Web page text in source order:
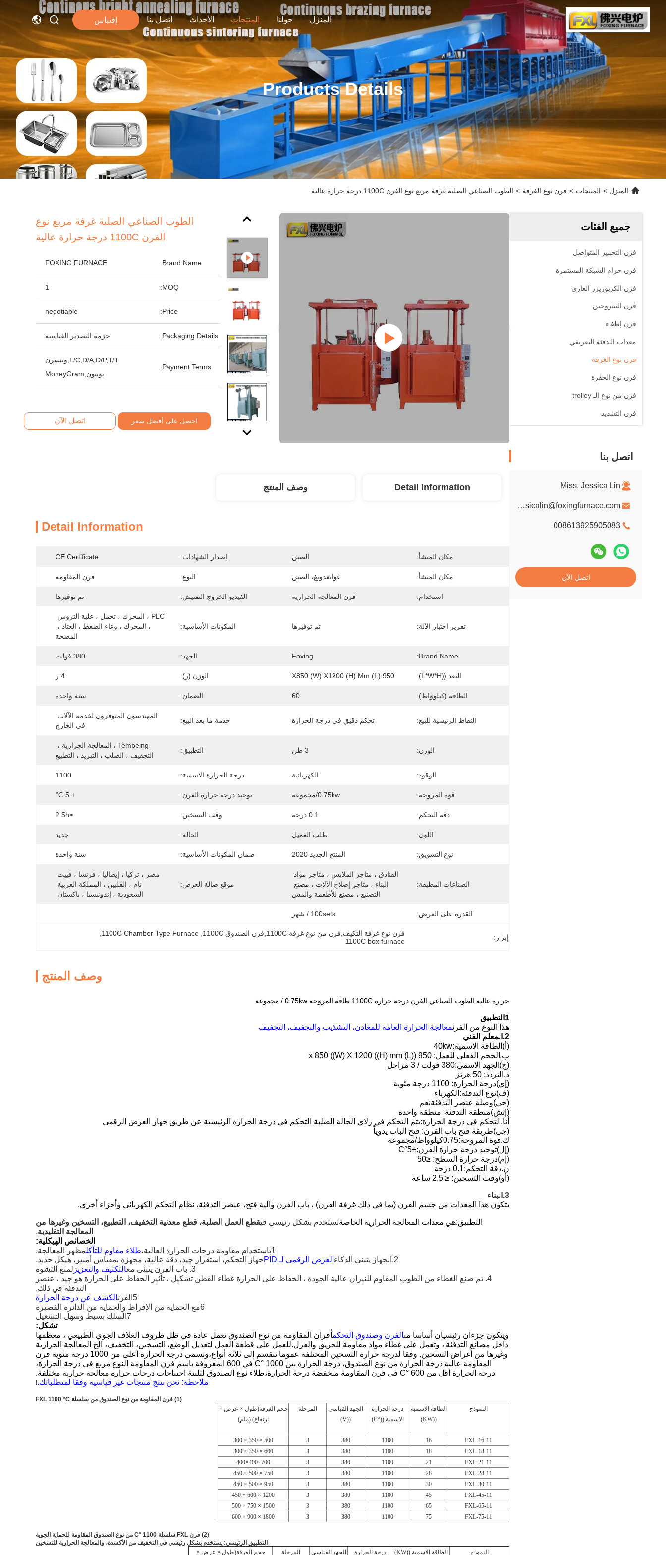
المنزل حولنا المنتجات الأحداث اتصل بنا إقتباس
Products Details
المنزل > المنتجات > فرن نوع الغرفة > الطوب الصناعي الصلبة غرفة مربع نوع الفرن 1100C درجة حرارة عالية
جميع الفئات
فرن التخمير المتواصل
فرن حزام الشبكة المستمرة
فرن الكربوريزر الغازي
فرن النيتروجين
فرن إطفاء
معدات التدفئة التعريفي
فرن نوع الغرفة
فرن نوع الحفرة
فرن من نوع الـ trolley
فرن التشديد
اتصل بنا
Miss. Jessica Lin
jessicalin@foxingfurnace.com
008613925905083
اتصل الآن
الطوب الصناعي الصلبة غرفة مربع نوع
الفرن 1100C درجة حرارة عالية
Brand Name:
FOXING FURNACE
MOQ:
1
Price:
negotiable
Packaging Details: حزمة التصدير القياسية
Payment Terms:
L/C,D/A,D/P,T/T,ويسترن
يونيون,MoneyGram
احصل على أفضل سعر اتصل الآن
Detail Information وصف المنتج
Detail Information
مكان المنشأ: الصين إصدار الشهادات: CE Certificate
مكان المنشأ: غوانغدونغ، الصين النوع: فرن المقاومة
استخدام: فرن المعالجة الحرارية الفيديو الخروج التفتيش: تم توفيرها
تقرير اختبار الآلة: تم توفيرها المكونات الأساسية:
المضخة
Brand Name:
Foxing الجهد: 380 فولت
البعد ((L*W*H): 950 (L) X850 (W) X1200 (h) Mm الوزن (ر): 4 ر
الطاقة (كيلوواط): 60 الضمان: سنة واحدة
النقاط الرئيسية للبيع: تحكم دقيق في درجة الحرارة خدمة ما بعد البيع:
في الخارج
الوزن: 3 طن التطبيق:
التجفيف ، الصلب ، التبريد ، التطبيع
الوقود: الكهربائية درجة الحرارة الاسمية: 1100
قوة المروحة: 0.75kw/مجموعة توحيد درجة حرارة الفرن: ± 5 ℃
دقة التحكم: 0.1 درجة وقت التسخين: ≤2.5h
اللون: طلب العميل الحالة: جديد
نوع التسويق: المنتج الجديد 2020 ضمان المكونات الأساسية: سنة واحدة
الصناعات المطبقة:
التصنيع ، مصنع للأطعمة والمش
موقع صالة العرض:
السعودية ، إندونيسيا ، باكستان
القدرة على العرض: 100sets / شهر
إبراز: فرن نوع غرفة التكيف,فرن من نوع غرفة 1100C,فرن الصندوق 1100C ,
1100C Chamber Type Furnace
1100C box furnace
وصف المنتج
حرارة عالية الطوب الصناعي الفرن درجة حرارة 1100C طاقة المروحة 0.75kw / مجموعة
1التطبيق
هذا النوع من الفرنمعالجة الحرارة العامة للمعادن، التشذيب والتجفيف، التجفيف
2. المعلم الفني
(أ) الطاقة الاسمية:40kw
ب. الحجم الفعلي للعمل: 950 ((L) x 850 ((W) X 1200 ((H) mm
(ج) الجهد الاسمي:380 فولت / 3 مراحل
د. التردد: 50 هرتز
(إي)درجة الحرارة: 1100 درجة مئوية
(ف)نوع التدفئة: الكهرباء
(جي)وصلة عنصر التدفئةنعم
(إتش)منطقة التدفئة: منطقة واحدة
أنا. التحكم في درجة الحرارة:يتم التحكم في رلاي الحالة الصلبة التحكم في درجة الحرارة الرئيسية عن طريق جهاز العرض الرقمي
(جي)طريقة فتح باب الفرن: فتح الباب يدوياً
ك.قوة المروحة:0.75كيلوواط/مجموعة
(إل)توحيد درجة حرارة الفرن:±5°C
(إم)درجة حرارة السطح: ≤50
ن.دقة التحكم:0.1 درجة
(أو)وقت التسخين: ≤ 2.5 ساعة
3. البناء
يتكون هذا المعدات من جسم الفرن (بما في ذلك غرفة الفرن) ، باب الفرن وآلية فتح، عنصر التدفئة، نظام التحكم الكهربائي وأجزاء أخرى.
التطبيق:هي معدات المعالجة الحرارية الخاصةتستخدم بشكل رئيسي فيقطع العمل الصلبة، قطع معدنية التخفيف، التطبيع، التسخين وغيرها من
المعالجة التقليدية.
الخصائص الهيكلية:
1باستخدام مقاومة درجات الحرارة العالية،
طلاء مقاوم للتآكلمظهر المعالجة.
2.الجهاز يتبنى الذكاء
العرض الرقمي لـ PID
جهاز التحكم، استقرار جيد، دقة عالية، مجهزة بمقياس أمبير، هيكل جديد.
3. باب الفرن يتبنى مع
التكثيف والتعزيز لمنع التشوه
4. تم صنع الغطاء من الطوب المقاوم للنيران عالية الجودة ، الحفاظ على الحرارة غطاء القطن تشكيل ، تأثير الحفاظ على الحرارة هو جيد ، عنصر
التدفئة في ذلك.
5الفرن
الكشف عن درجة الحرارة
6مع الحماية من الإفراط والحماية من الدائرة القصيرة
7السلك بسيط وسهل التشغيل
تشكل:
ويتكون جزءان رئيسيان أساسا منالفرن وصندوق التحكمأفران المقاومة من نوع الصندوق تعمل عادة في ظل ظروف الغلاف الجوي الطبيعي ، معظمها
داخل مصانع التدفئة ، وتعمل على غطاء مواد مقاومة للحريق والعزل.للعمل على قطعة العمل لتعديل الوضع، التسخين، التخفيف، الخ المعالجة الحرارية
وغيرها من أغراض التسخين. وفقا لدرجة حرارة التسخين المختلفة عموما تنقسم إلى ثلاثة أنواع،وتسمى درجة الحرارة أعلى من 1000 درجة مئوية فرن
المقاومة عالية درجة الحرارة من نوع الصندوق، درجة الحرارة بين 1000 °C في 600 المعروفة باسم فرن المقاومة النوع مربع في درجة الحرارة،
درجة الحرارة أقل من 600 °C في فرن المقاومة منخفضة درجة الحرارة،طلاء نوع الصندوق لتلبية احتياجات درجات حرارة معالجة حرارية مختلفة.
ملاحظة: نحن ننتج منتجات غير قياسية وفقا لمتطلباتك.!
(1) فرن المقاومة من نوع الصندوق من سلسلة FXL 1100 °C
النموذج
الطاقة الاسمية
((KW)
درجة الحرارة
الاسمية ((°C)
الجهد القياسي
((V)
المرحلة حجم الغرفة(طول × عرض ×
ارتفاع) (ملم)
FXL-16-11
16
1100
380
3
500 × 350 × 300
FXL-18-11
18
1100
380
3
600 × 350 × 300
FXL-21-11
21
1100
380
3
700×400×400
FXL-28-11
28
1100
380
3
750 × 500 × 450
FXL-30-11
30
1100
380
3
950 × 500 × 450
FXL-45-11
45
1100
380
3
1200 × 600 × 450
FXL-65-11
65
1100
380
3
1500 × 750 × 500
FXL-75-11
75
1100
380
3
1800 × 900 × 600
(2) فرن FXL سلسلة 1100 °C من نوع الصندوق المقاومة للحماية الجوية
التطبيق الرئيسي: يستخدم بشكل رئيسي في التخفيف من الأكسدة، والمعالجة الحرارية للتسخين
النموذج
الطاقة الاسمية ((KW) درجة الحرارة الجهد القياسي المرحلة حجم الغرفة(طول × عرض ×